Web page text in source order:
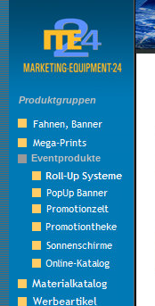
Eventprodukte
Produktgruppen